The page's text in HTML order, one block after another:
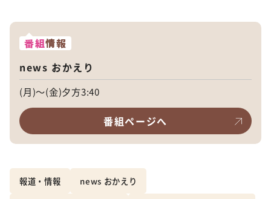
番組情報
news おかえり
(月)～(金)夕方3:40
番組ページへ
報道・情報 news おかえり